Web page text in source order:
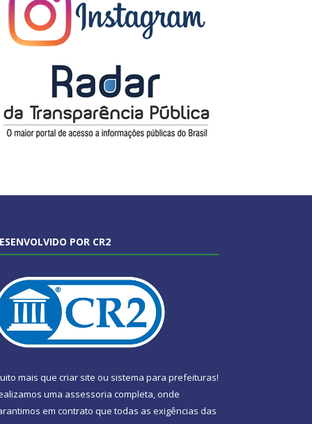
POR CR2
mais que criar site ou sistema para prefeituras!
uma assessoria completa, onde
em contrato que todas as exigências das